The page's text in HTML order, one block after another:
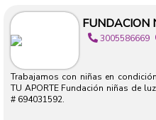
FUNDACION
3005586669
Trabajamos con niñas en
TU APORTE Fundación niñas de
# 694031592.